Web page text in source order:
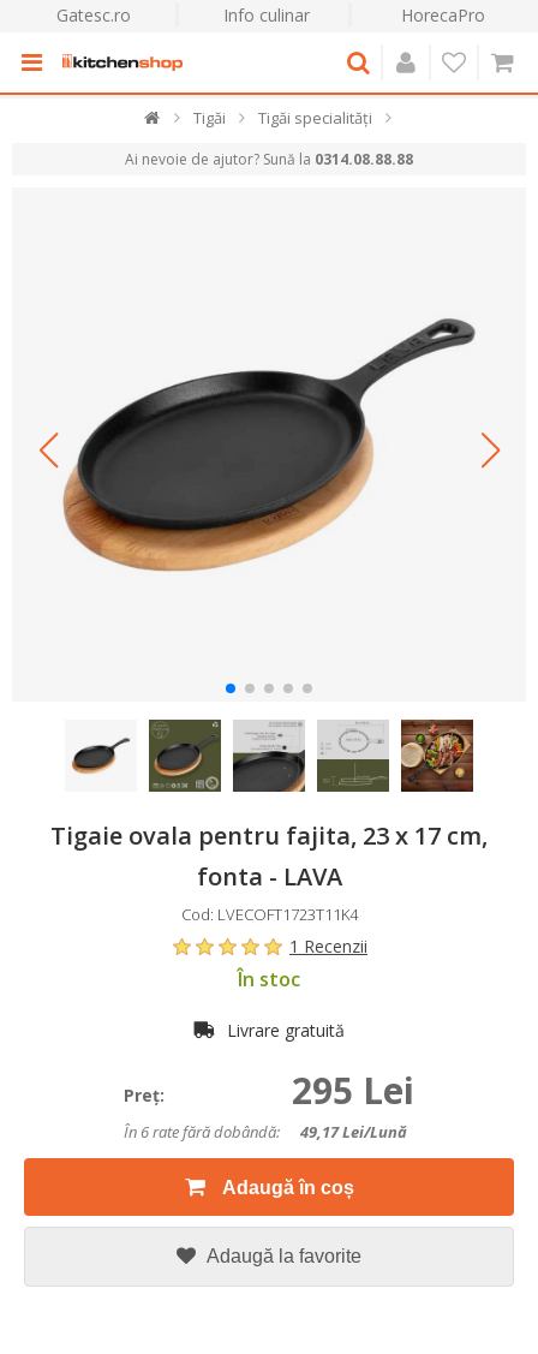
Gatesc.ro Info culinar HorecaPro
Tigăi Tigăi specialități
Ai nevoie de ajutor? Sună la 0314.08.88.88
Tigaie ovala pentru fajita, 23 x 17 cm,
fonta - LAVA
Cod: LVECOFT1723T11K4
1 Recenzii
În stoc
Livrare gratuită
Preţ: 295 Lei
În 6 rate fără dobândă: 49,17Lei/lună
Adaugă în coș
Adaugă la favorite